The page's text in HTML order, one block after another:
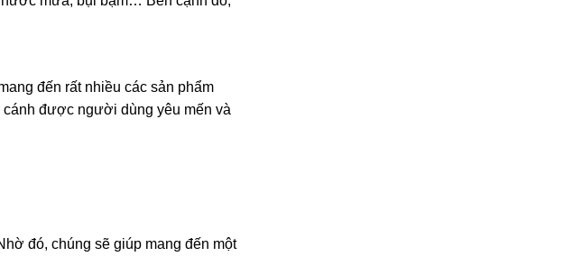
đến rất nhiều các sản phẩm
cánh được người dùng yêu mến và
đó, chúng sẽ giúp mang đến một